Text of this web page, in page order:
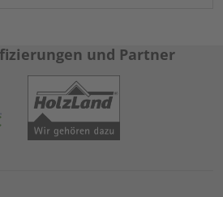
und Partner